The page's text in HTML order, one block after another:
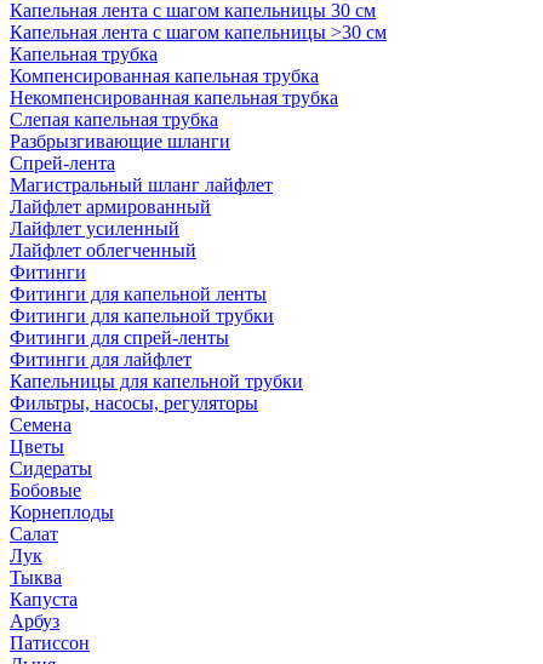
Капельная лента с шагом капельницы 30 см
Капельная лента с шагом капельницы >30 см
Капельная трубка
Компенсированная капельная трубка
Некомпенсированная капельная трубка
Слепая капельная трубка
Разбрызгивающие шланги
Спрей-лента
Магистральный шланг лайфлет
Лайфлет армированный
Лайфлет усиленный
Лайфлет облегченный
Фитинги
Фитинги для капельной ленты
Фитинги для капельной трубки
Фитинги для спрей-ленты
Фитинги для лайфлет
Капельницы для капельной трубки
Фильтры, насосы, регуляторы
Семена
Цветы
Сидераты
Бобовые
Корнеплоды
Салат
Лук
Тыква
Капуста
Арбуз
Патиссон